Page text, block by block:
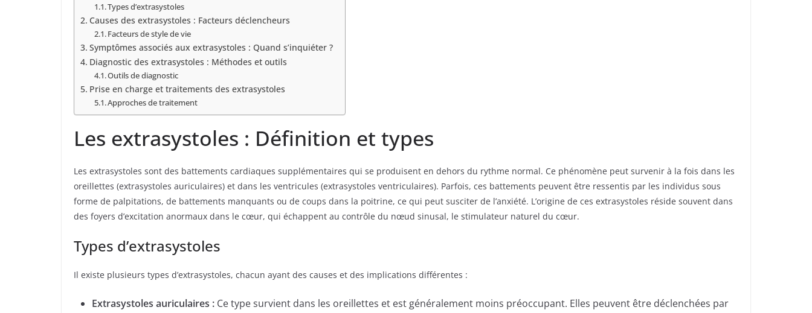
Types d’extrasystoles
Causes des extrasystoles : Facteurs déclencheurs
Facteurs de style de vie
Symptômes associés aux extrasystoles : Quand s’inquiéter ?
Diagnostic des extrasystoles : Méthodes et outils
Outils de diagnostic
Prise en charge et traitements des extrasystoles
Approches de traitement
Les extrasystoles : Définition et types
Les extrasystoles sont des battements cardiaques supplémentaires qui se produisent en dehors du rythme normal. Ce phénomène peut survenir à la fois dans les
oreillettes (extrasystoles auriculaires) et dans les ventricules (extrasystoles ventriculaires). Parfois, ces battements peuvent être ressentis par les individus sous
forme de palpitations, de battements manquants ou de coups dans la poitrine, ce qui peut susciter de l’anxiété. L’origine de ces extrasystoles réside souvent dans
des foyers d’excitation anormaux dans le cœur, qui échappent au contrôle du nœud sinusal, le stimulateur naturel du cœur.
Types d’extrasystoles
Il existe plusieurs types d’extrasystoles, chacun ayant des causes et des implications différentes :
Extrasystoles auriculaires : Ce type survient dans les oreillettes et est généralement moins préoccupant. Elles peuvent être déclenchées par